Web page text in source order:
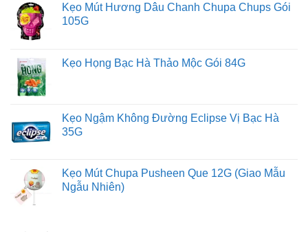
Kẹo Mút Hương Dâu Chanh Chupa Chups Gói
105G
Kẹo Họng Bạc Hà Thảo Mộc Gói 84G
Kẹo Ngậm Không Đường Eclipse Vị Bạc Hà
35G
Kẹo Mút Chupa Pusheen Que 12G (Giao Mẫu
Ngẫu Nhiên)